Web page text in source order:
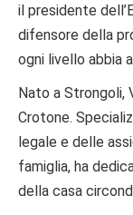
il presidente
difensore della
ogni livello abbia
Nato a Strongoli,
Crotone.
legale e delle
famiglia, ha
della casa